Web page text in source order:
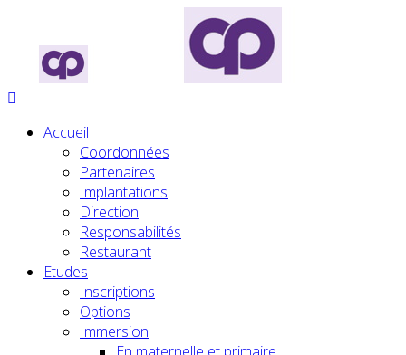
Accueil
Coordonnées
Partenaires
Implantations
Direction
Responsabilités
Restaurant
Etudes
Inscriptions
Options
Immersion